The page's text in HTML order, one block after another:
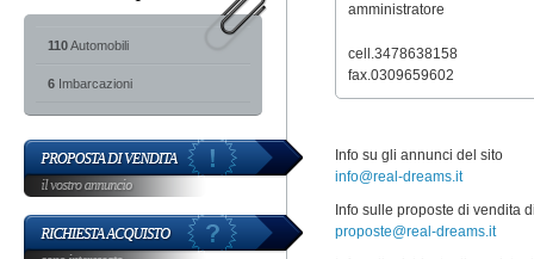
110Automobili
6 Imbarcazioni
amministratore
cell.3478638158
fax.0309659602
Info su gli annunci del sito
info@real-dreams.it
Info sulle proposte di vendita
proposte@real-dreams.it